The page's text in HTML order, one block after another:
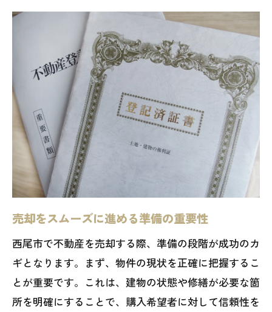
売却をスムーズに進める準備の重要性
西尾市で不動産を売却する際、準備の段階が成功のカ
ギとなります。まず、物件の現状を正確に把握するこ
とが重要です。これは、建物の状態や修繕が必要な箇
所を明確にすることで、購入希望者に対して信頼性を